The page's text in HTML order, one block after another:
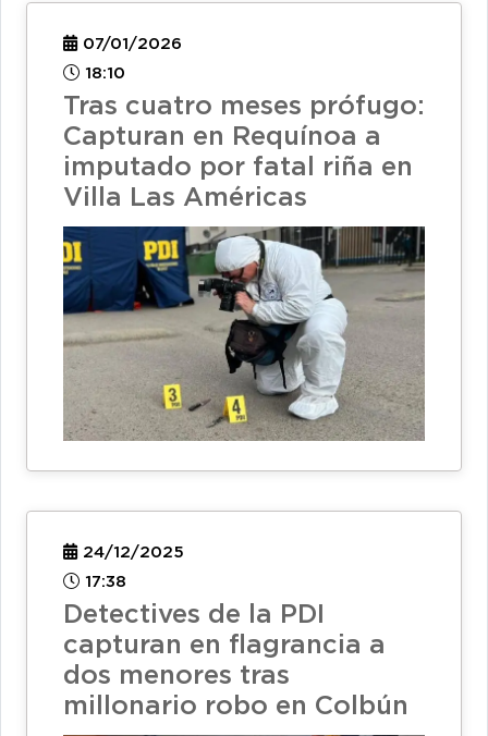
07/01/2026
18:10
Tras cuatro meses prófugo:
Capturan en Requínoa a
imputado por fatal riña en
Villa Las Américas
24/12/2025
17:38
Detectives de la PDI
capturan en flagrancia a
dos menores tras
millonario robo en Colbún